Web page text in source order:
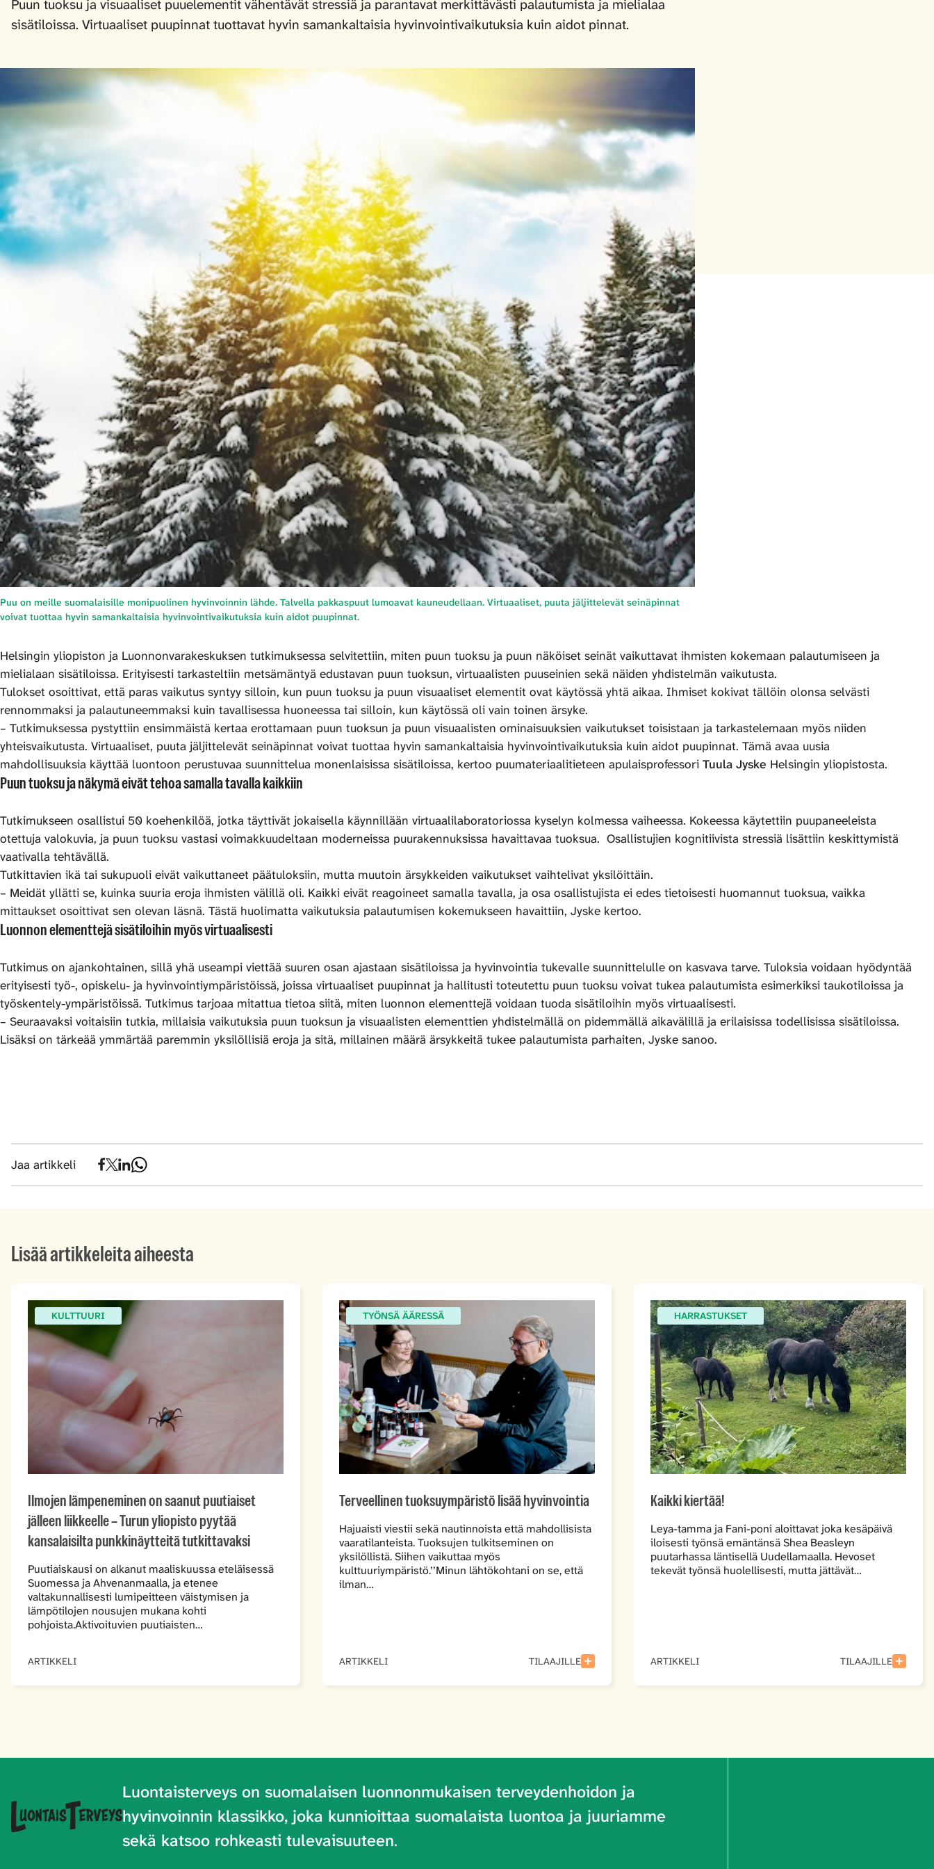
Puun tuoksu ja visuaaliset puuelementit vähentävät stressiä ja parantavat merkittävästi palautumista ja mielialaa
sisätiloissa. Virtuaaliset puupinnat tuottavat hyvin samankaltaisia hyvinvointivaikutuksia kuin aidot pinnat.
Puu on meille suomalaisille monipuolinen hyvinvoinnin lähde. Talvella pakkaspuut lumoavat kauneudellaan. Virtuaaliset, puuta jäljittelevät seinäpinnat
voivat tuottaa hyvin samankaltaisia hyvinvointivaikutuksia kuin aidot puupinnat.
Helsingin yliopiston ja Luonnonvarakeskuksen tutkimuksessa selvitettiin, miten puun tuoksu ja puun näköiset seinät vaikuttavat ihmisten kokemaan palautumiseen ja
mielialaan sisätiloissa. Erityisesti tarkasteltiin metsämäntyä edustavan puun tuoksun, virtuaalisten puuseinien sekä näiden yhdistelmän vaikutusta.
Tulokset osoittivat, että paras vaikutus syntyy silloin, kun puun tuoksu ja puun visuaaliset elementit ovat käytössä yhtä aikaa. Ihmiset kokivat tällöin olonsa selvästi
rennommaksi ja palautuneemmaksi kuin tavallisessa huoneessa tai silloin, kun käytössä oli vain toinen ärsyke.
– Tutkimuksessa pystyttiin ensimmäistä kertaa erottamaan puun tuoksun ja puun visuaalisten ominaisuuksien vaikutukset toisistaan ja tarkastelemaan myös niiden
yhteisvaikutusta. Virtuaaliset, puuta jäljittelevät seinäpinnat voivat tuottaa hyvin samankaltaisia hyvinvointivaikutuksia kuin aidot puupinnat. Tämä avaa uusia
mahdollisuuksia käyttää luontoon perustuvaa suunnittelua monenlaisissa sisätiloissa, kertoo puumateriaalitieteen apulaisprofessori Tuula Jyske Helsingin yliopistosta.
Puun tuoksu ja näkymä eivät tehoa samalla tavalla kaikkiin
Tutkimukseen osallistui 50 koehenkilöä, jotka täyttivät jokaisella käynnillään virtuaalilaboratoriossa kyselyn kolmessa vaiheessa. Kokeessa käytettiin puupaneeleista
otettuja valokuvia, ja puun tuoksu vastasi voimakkuudeltaan moderneissa puurakennuksissa havaittavaa tuoksua. Osallistujien kognitiivista stressiä lisättiin keskittymistä
vaativalla tehtävällä.
Tutkittavien ikä tai sukupuoli eivät vaikuttaneet päätuloksiin, mutta muutoin ärsykkeiden vaikutukset vaihtelivat yksilöittäin.
– Meidät yllätti se, kuinka suuria eroja ihmisten välillä oli. Kaikki eivät reagoineet samalla tavalla, ja osa osallistujista ei edes tietoisesti huomannut tuoksua, vaikka
mittaukset osoittivat sen olevan läsnä. Tästä huolimatta vaikutuksia palautumisen kokemukseen havaittiin, Jyske kertoo.
Luonnon elementtejä sisätiloihin myös virtuaalisesti
Tutkimus on ajankohtainen, sillä yhä useampi viettää suuren osan ajastaan sisätiloissa ja hyvinvointia tukevalle suunnittelulle on kasvava tarve. Tuloksia voidaan hyödyntää
erityisesti työ-, opiskelu- ja hyvinvointiympäristöissä, joissa virtuaaliset puupinnat ja hallitusti toteutettu puun tuoksu voivat tukea palautumista esimerkiksi taukotiloissa ja
työskentely-ympäristöissä. Tutkimus tarjoaa mitattua tietoa siitä, miten luonnon elementtejä voidaan tuoda sisätiloihin myös virtuaalisesti.
– Seuraavaksi voitaisiin tutkia, millaisia vaikutuksia puun tuoksun ja visuaalisten elementtien yhdistelmällä on pidemmällä aikavälillä ja erilaisissa todellisissa sisätiloissa.
Lisäksi on tärkeää ymmärtää paremmin yksilöllisiä eroja ja sitä, millainen määrä ärsykkeitä tukee palautumista parhaiten, Jyske sanoo.
Jaa artikkeli
Lisää artikkeleita aiheesta
KULTTUURI
Ilmojen lämpeneminen on saanut puutiaiset
jälleen liikkeelle – Turun yliopisto pyytää
kansalaisilta punkkinäytteitä tutkittavaksi
Puutiaiskausi on alkanut maaliskuussa eteläisessä
Suomessa ja Ahvenanmaalla, ja etenee
valtakunnallisesti lumipeitteen väistymisen ja
lämpötilojen nousujen mukana kohti
pohjoista.Aktivoituvien puutiaisten…
ARTIKKELI
TYÖNSÄ ÄÄRESSÄ
Terveellinen tuoksuympäristö lisää hyvinvointia
Hajuaisti viestii sekä nautinnoista että mahdollisista
vaaratilanteista. Tuoksujen tulkitseminen on
yksilöllistä. Siihen vaikuttaa myös
kulttuuriympäristö.’’Minun lähtökohtani on se, että
ilman…
ARTIKKELI TILAAJILLE
HARRASTUKSET
Kaikki kiertää!
Leya-tamma ja Fani-poni aloittavat joka kesäpäivä
iloisesti työnsä emäntänsä Shea Beasleyn
puutarhassa läntisellä Uudellamaalla. Hevoset
tekevät työnsä huolellisesti, mutta jättävät…
ARTIKKELI TILAAJILLE
Luontaisterveys on suomalaisen luonnonmukaisen terveydenhoidon ja
hyvinvoinnin klassikko, joka kunnioittaa suomalaista luontoa ja juuriamme
sekä katsoo rohkeasti tulevaisuuteen.